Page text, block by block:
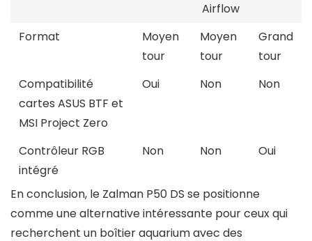
Airflow
Format
Moyen
tour
Moyen
tour
Grand
tour
Compatibilité
cartes ASUS BTF et
MSI Project Zero
Oui Non Non
Contrôleur RGB
intégré
Non Non Oui
En conclusion, le Zalman P50 DS se positionne
comme une alternative intéressante pour ceux qui
recherchent un boîtier aquarium avec des